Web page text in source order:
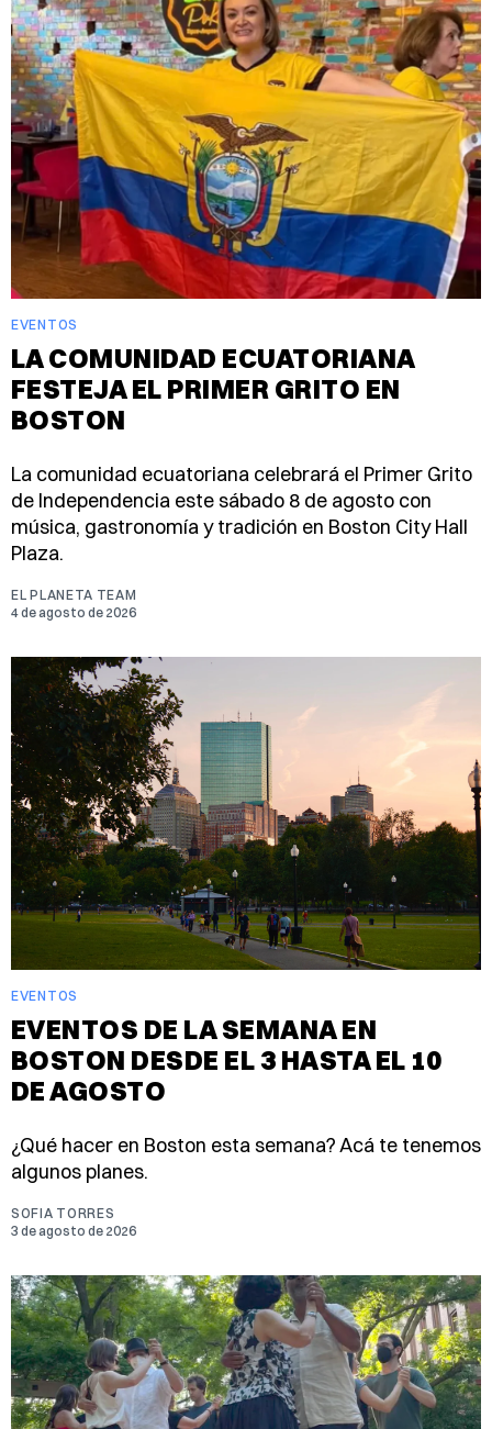
EVENTOS
LA COMUNIDAD ECUATORIANA
FESTEJA EL PRIMER GRITO EN
BOSTON
La comunidad ecuatoriana celebrará el Primer Grito
de Independencia este sábado 8 de agosto con
música, gastronomía y tradición en Boston City Hall
Plaza.
EL PLANETA TEAM
4 de agosto de 2026
EVENTOS
EVENTOS DE LA SEMANA EN
BOSTON DESDE EL 3 HASTA EL 10
DE AGOSTO
¿Qué hacer en Boston esta semana? Acá te tenemos
algunos planes.
SOFIA TORRES
3 de agosto de 2026